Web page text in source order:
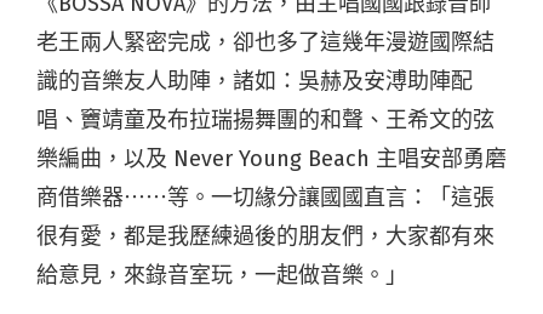
老王兩人緊密完成，卻也多了這幾年漫遊國際結
識的音樂友人助陣，諸如：吳赫及安溥助陣配
唱、竇靖童及布拉瑞揚舞團的和聲、王希文的弦
樂編曲，以及 Never Young Beach 主唱安部勇磨
商借樂器⋯⋯等。一切緣分讓國國直言：「這張
很有愛，都是我歷練過後的朋友們，大家都有來
給意見，來錄音室玩，一起做音樂。」